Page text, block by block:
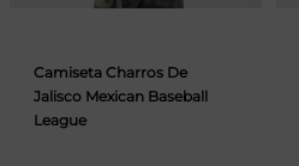
Camiseta Charros De
Jalisco Mexican Baseball
League